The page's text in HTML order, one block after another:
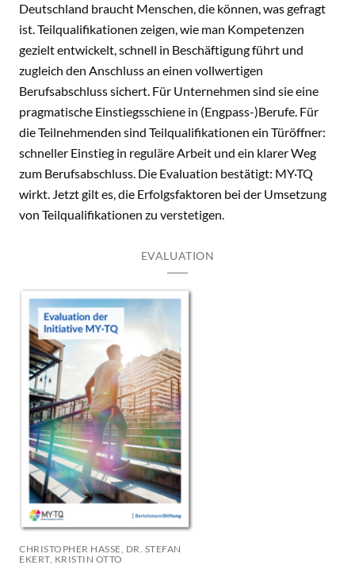
Deutschland braucht Menschen, die können, was gefragt
ist. Teilqualifikationen zeigen, wie man Kompetenzen
gezielt entwickelt, schnell in Beschäftigung führt und
zugleich den Anschluss an einen vollwertigen
Berufsabschluss sichert. Für Unternehmen sind sie eine
pragmatische Einstiegsschiene in (Engpass-)Berufe. Für
die Teilnehmenden sind Teilqualifikationen ein Türöffner:
schneller Einstieg in reguläre Arbeit und ein klarer Weg
zum Berufsabschluss. Die Evaluation bestätigt: MY·TQ
wirkt. Jetzt gilt es, die Erfolgsfaktoren bei der Umsetzung
von Teilqualifikationen zu verstetigen.
EVALUATION
CHRISTOPHER HASSE, DR. STEFAN
EKERT, KRISTIN OTTO